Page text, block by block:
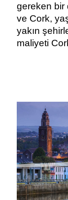
gereken bir
ve Cork,
yakın
maliyeti